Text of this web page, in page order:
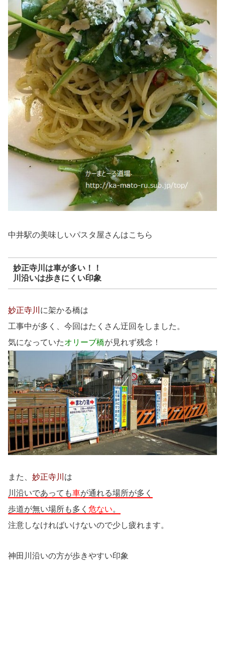
中井駅の美味しいパスタ屋さんはこちら
妙正寺川は車が多い！！
川沿いは歩きにくい印象
妙正寺川 に架かる橋は
工事中が多く、今回はたくさん迂回をしました。
気になっていたオリーブ橋が見れず残念！
また、 妙正寺川 は
川沿いであっても車が通れる場所が多く
歩道が無い場所も多く 危ない。
注意しなければいけないので少し疲れます。
神田川沿いの方が歩きやすい印象